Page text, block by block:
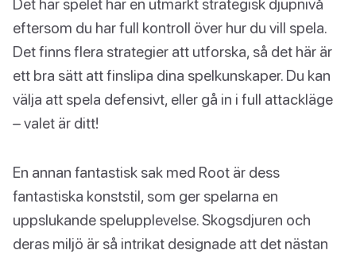
Det här spelet har en utmärkt strategisk djupnivå
eftersom du har full kontroll över hur du vill spela.
Det finns flera strategier att utforska, så det här är
ett bra sätt att finslipa dina spelkunskaper. Du kan
välja att spela defensivt, eller gå in i full attackläge
– valet är ditt!
En annan fantastisk sak med Root är dess
fantastiska konststil, som ger spelarna en
uppslukande spelupplevelse. Skogsdjuren och
deras miljö är så intrikat designade att det nästan